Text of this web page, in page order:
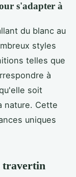
s'adapter à
du blanc au
styles
telles que
à
soit
nature. Cette
uniques
travertin